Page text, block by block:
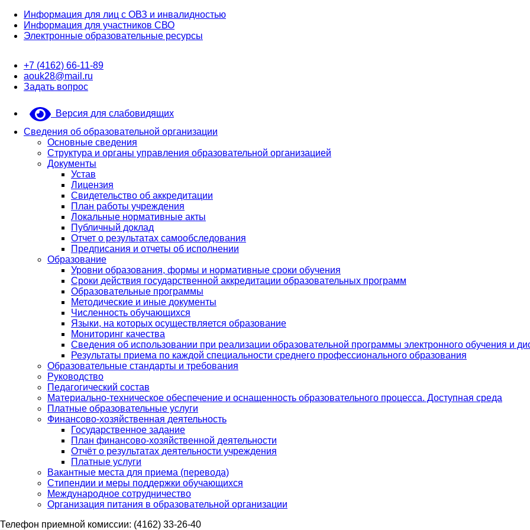
Информация для лиц с ОВЗ и инвалидностью
Информация для участников СВО
Электронные образовательные ресурсы
+7 (4162) 66-11-89
aouk28@mail.ru
Задать вопрос
Версия для слабовидящих
Сведения об образовательной организации
Основные сведения
Структура и органы управления образовательной организацией
Документы
Устав
Лицензия
Свидетельство об аккредитации
План работы учреждения
Локальные нормативные акты
Публичный доклад
Отчет о результатах самообследования
Предписания и отчеты об исполнении
Образование
Уровни образования, формы и нормативные сроки обучения
Сроки действия государственной аккредитации образовательных программ
Образовательные программы
Методические и иные документы
Численность обучающихся
Языки, на которых осуществляется образование
Мониторинг качества
Сведения об использовании при реализации образовательной программы электронного обучения и
Результаты приема по каждой специальности среднего профессионального образования
Образовательные стандарты и требования
Руководство
Педагогический состав
Материально-техническое обеспечение и оснащенность образовательного процесса. Доступная среда
Платные образовательные услуги
Финансово-хозяйственная деятельность
Государственное задание
План финансово-хозяйственной деятельности
Отчёт о результатах деятельности учреждения
Платные услуги
Вакантные места для приема (перевода)
Стипендии и меры поддержки обучающихся
Международное сотрудничество
Организация питания в образовательной организации
Телефон приемной комиссии: (4162) 33-26-40